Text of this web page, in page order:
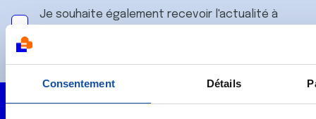
Consentement Détails
Je souhaite également recevoir l'actualité à